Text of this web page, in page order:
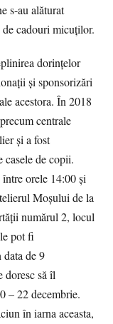
s-au alăturat
cadouri micuților.
dorințelor
și sponsorizări
acestora. În 2018
centrale
și a fost
casele de copii.
orele 14:00 și
Moșului de la
numărul 2, locul
pot fi
data de 9
doresc să îl
– 22 decembrie.
în iarna aceasta,